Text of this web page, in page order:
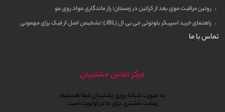
روتین مراقبت موی بعد از کراتین در زمستان؛ راز ماندگاری مواد روی مو
راهنمای خرید اسپیکر بلوتوثی جی بی ال (JBL)؛ تشخیص اصل از فیک برای مهمونی
تماس با ما
مرکز تماس مشتریان
به صورت شبانه روزی پشتیبان شما هستیم
رضایت مشتری برای ما در اولویت است